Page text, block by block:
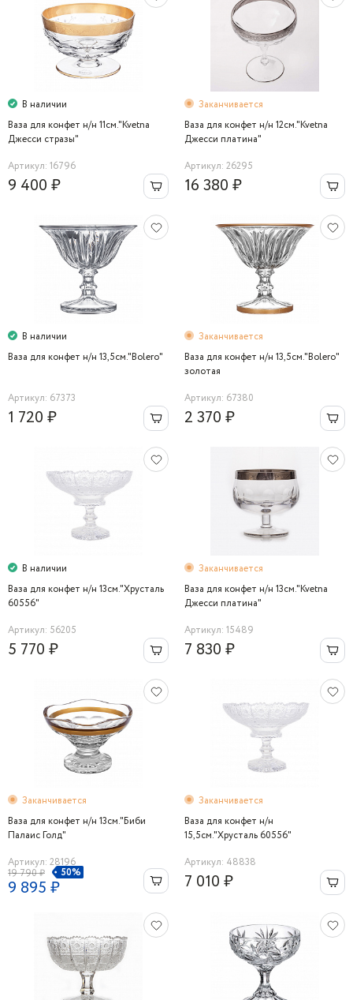
В наличии
Ваза для конфет н/н 11см."Kvetna
Джесси стразы"
Артикул: 16796
9 400 ₽
Заканчивается
Ваза для конфет н/н 12см."Kvetna
Джесси платина"
Артикул: 26295
16 380 ₽
В наличии
Ваза для конфет н/н 13,5см."Bolero"
Артикул: 67373
1 720 ₽
Заканчивается
Ваза для конфет н/н 13,5см."Bolero"
золотая
Артикул: 67380
2 370 ₽
В наличии
Ваза для конфет н/н 13cм."Хрусталь
60556"
Артикул: 56205
5 770 ₽
Заканчивается
Ваза для конфет н/н 13см."Kvetna
Джесси платина"
Артикул: 15489
7 830 ₽
Заканчивается
Ваза для конфет н/н 13см."Биби
Палаис Голд"
Артикул: 28196
19 790 ₽
50%
9 895 ₽
Заканчивается
Ваза для конфет н/н
15,5cм."Хрусталь 60556"
Артикул: 48838
7 010 ₽